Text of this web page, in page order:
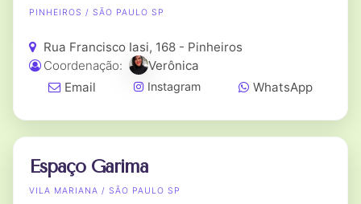
PINHEIROS / SÃO PAULO SP
Rua Francisco Iasi, 168 - Pinheiros
Coordenação:
Verônica
Email
Instagram WhatsApp
Espaço Garima
VILA MARIANA / SÃO PAULO SP